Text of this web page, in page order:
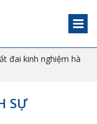
đai kinh nghiệm hà
SỰ